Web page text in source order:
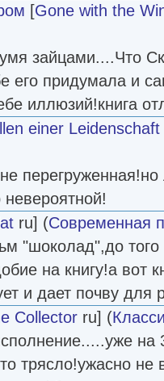
[Gone with the
зайцами....Что
его придумала и
иллюзий!книга
einer Leidenschaft
невероятной!
ru] (Современная
"шоколад",до того
на книгу!а вот
и дает почву
Collector ru] (
на
трясло!ужасно не